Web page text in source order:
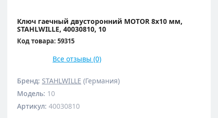
Ключ гаечный двусторонний MOTOR 8х10 мм,
STAHLWILLE, 40030810, 10
Код товара: 59315
Все отзывы (0)
Бренд: STAHLWILLE (Германия)
Модель: 10
Артикул: 40030810